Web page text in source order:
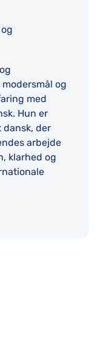
og
med
Hun er
der
arbejde
klarhed og